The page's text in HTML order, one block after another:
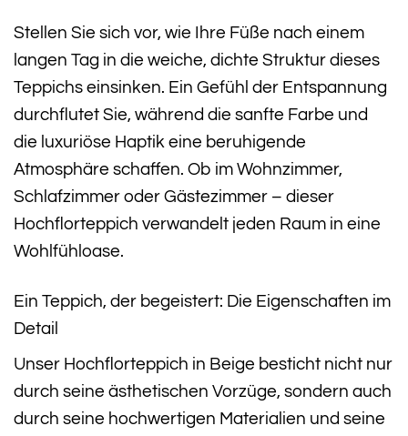
Stellen Sie sich vor, wie Ihre Füße nach einem
langen Tag in die weiche, dichte Struktur dieses
Teppichs einsinken. Ein Gefühl der Entspannung
durchflutet Sie, während die sanfte Farbe und
die luxuriöse Haptik eine beruhigende
Atmosphäre schaffen. Ob im Wohnzimmer,
Schlafzimmer oder Gästezimmer – dieser
Hochflorteppich verwandelt jeden Raum in eine
Wohlfühloase.
Ein Teppich, der begeistert: Die Eigenschaften im
Detail
Unser Hochflorteppich in Beige besticht nicht nur
durch seine ästhetischen Vorzüge, sondern auch
durch seine hochwertigen Materialien und seine